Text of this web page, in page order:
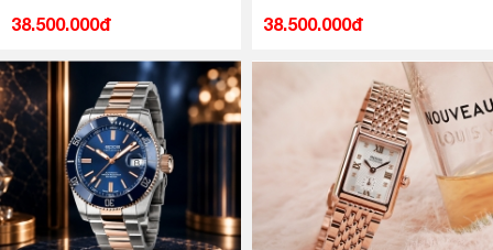
38.500.000đ 38.500.000đ